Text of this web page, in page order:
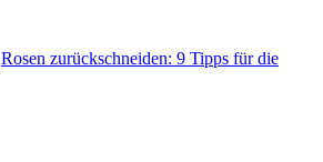
Rosen zurückschneiden: 9 Tipps für die